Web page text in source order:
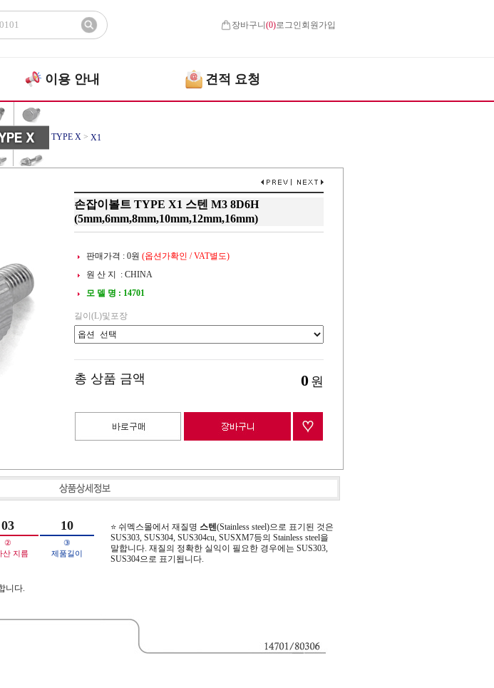
장바구니(0)로그인 회원가입
이용 안내 견적 요청
TYPE X > X1
손잡이볼트 TYPE X1 스텐 M3 8D6H
(5mm,6mm,8mm,10mm,12mm,16mm)
판매가격 : 0원 (옵션가확인 / VAT별도)
원 산 지 : CHINA
모 델 명 : 14701
길이(L)및포장
총 상품 금액 0 원
03 10
②
산 지름
③
제품길이
⭐ 쉬멕스몰에서 재질명 스텐(Stainless steel)으로 표기된 것은
SUS303, SUS304, SUS304cu, SUSXM7등의 Stainless steel을
말합니다. 재질의 정확한 실익이 필요한 경우에는 SUS303,
SUS304으로 표기됩니다.
니다.